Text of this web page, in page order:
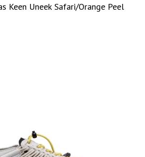
Keen Uneek Safari/Orange Peel